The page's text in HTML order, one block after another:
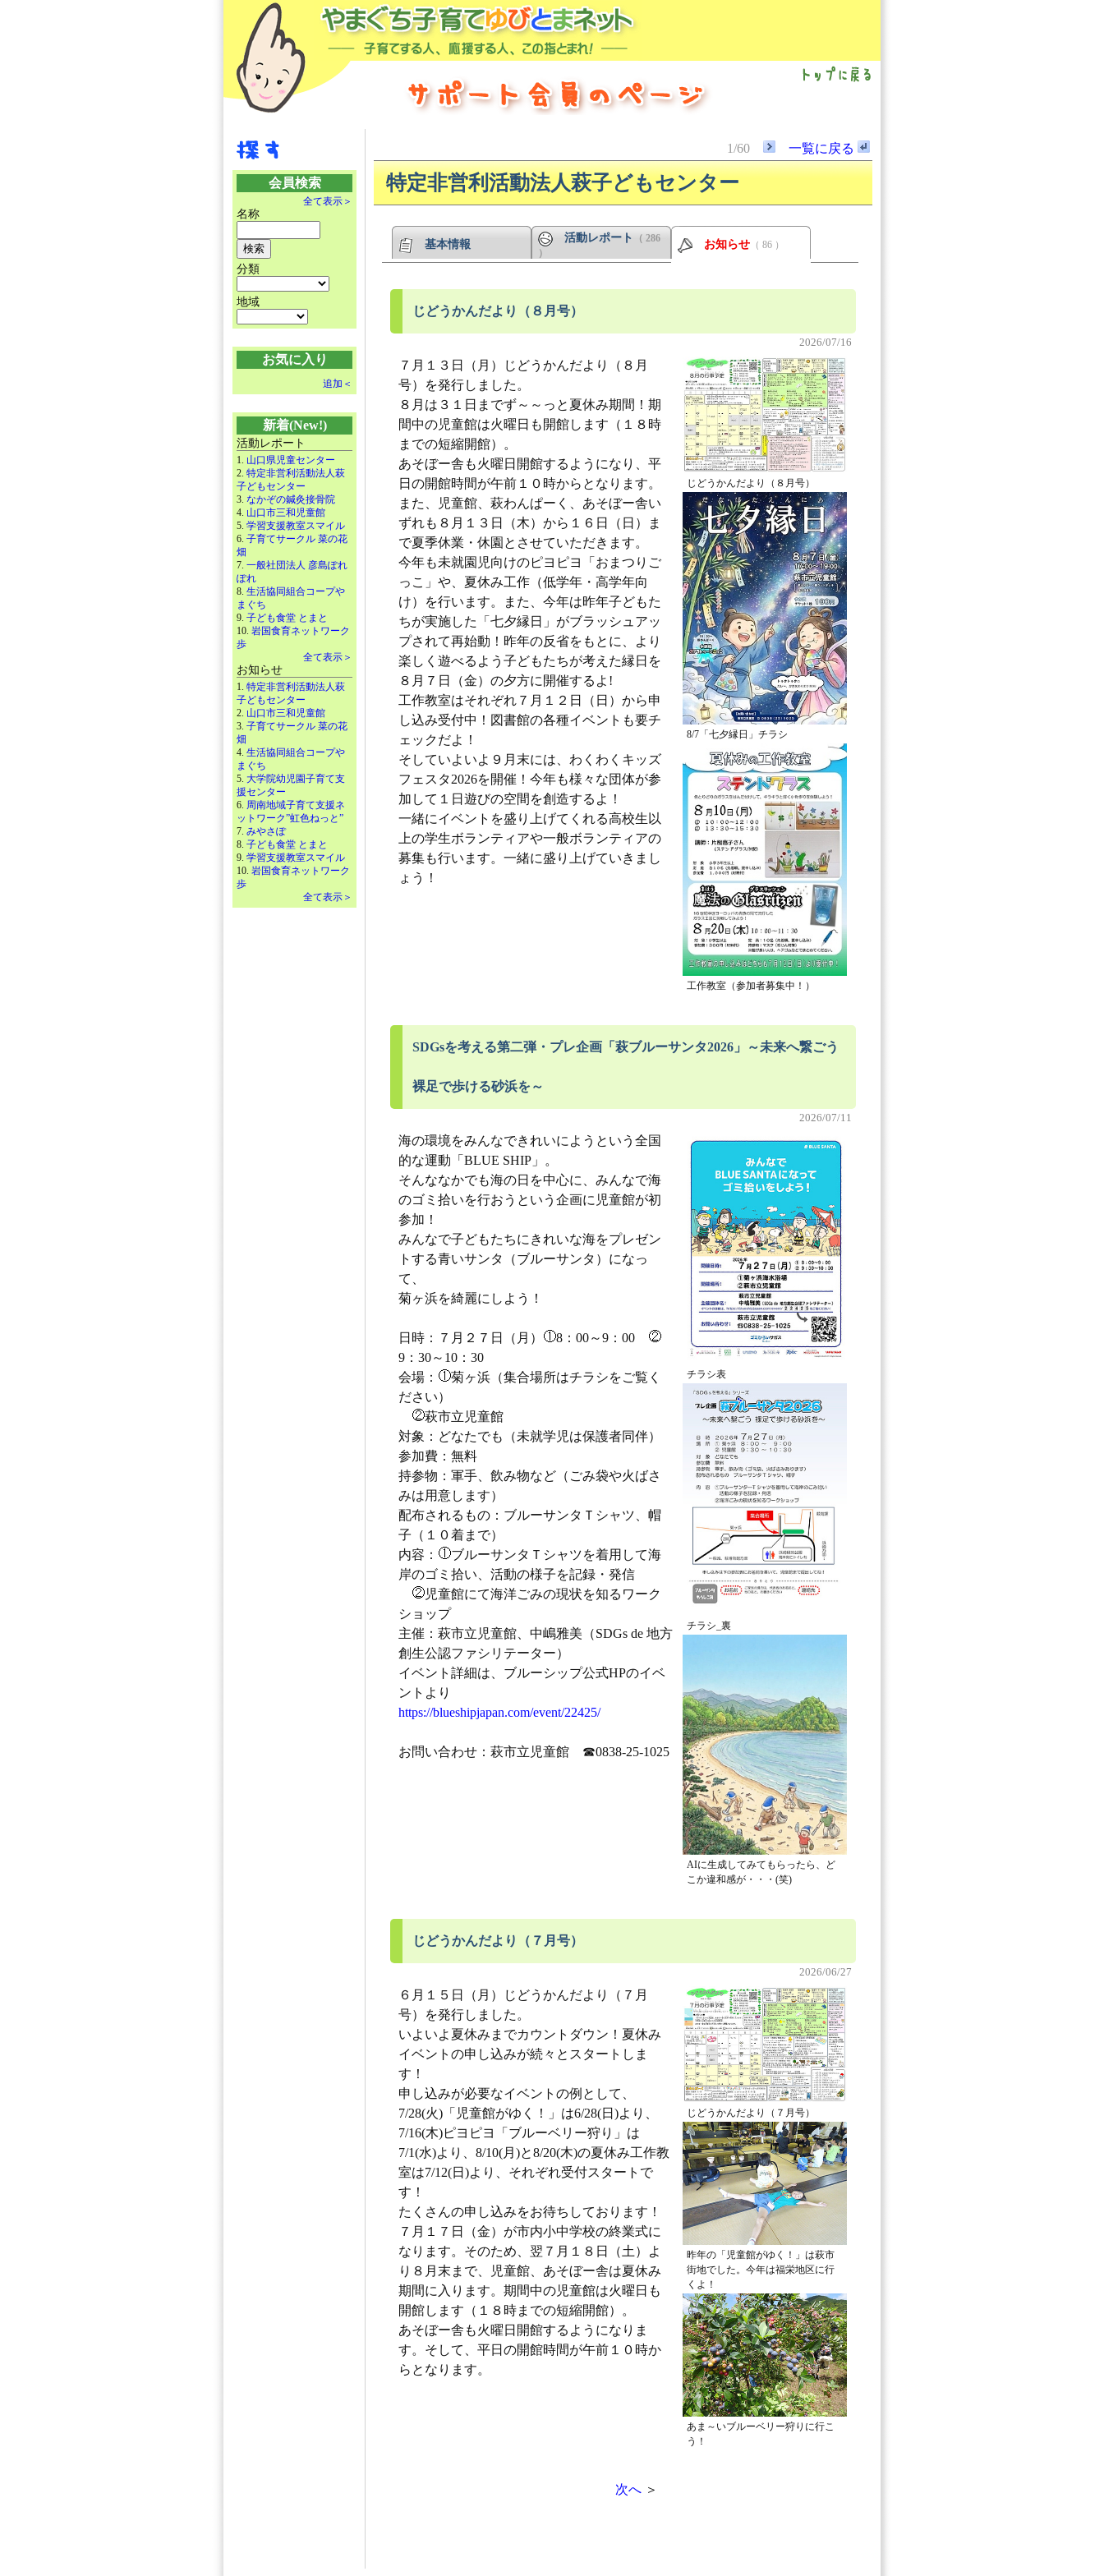
会員検索
全て表示＞
名称
分類
地域
お気に入り
追加＜
新着(New!)
活動レポート
1. 山口県児童センター
2. 特定非営利活動法人萩
子どもセンター
3. なかぞの鍼灸接骨院
4. 山口市三和児童館
5. 学習支援教室スマイル
6. 子育てサークル 菜の花
畑
7. 一般社団法人 彦島ぽれ
ぽれ
8. 生活協同組合コープや
まぐち
9. 子ども食堂 とまと
10. 岩国食育ネットワーク
歩
全て表示＞
お知らせ
1. 特定非営利活動法人萩
子どもセンター
2. 山口市三和児童館
3. 子育てサークル 菜の花
畑
4. 生活協同組合コープや
まぐち
5. 大学院幼児園子育て支
援センター
6. 周南地域子育て支援ネ
ットワーク”虹色ねっと”
7. みやさぽ
8. 子ども食堂 とまと
9. 学習支援教室スマイル
10. 岩国食育ネットワーク
歩
全て表示＞
1/60 一覧に戻る
特定非営利活動法人萩子どもセンター
基本情報 活動レポート
（ 286
）
お知らせ （ 86 ）
じどうかんだより（８月号）
2026/07/16
じどうかんだより（８月号）
8/7「七夕縁日」チラシ
工作教室（参加者募集中！）
７月１３日（月）じどうかんだより（８月
号）を発行しました。
８月は３１日までず～～っと夏休み期間！期
間中の児童館は火曜日も開館します（１８時
までの短縮開館）。
あそぼー舎も火曜日開館するようになり、平
日の開館時間が午前１０時からとなります。
また、児童館、萩わんぱーく、あそぼー舎い
ずれも８月１３日（木）から１６日（日）ま
で夏季休業・休園とさせていただきます。
今年も未就園児向けのピヨピヨ「おまつりご
っこ」や、夏休み工作（低学年・高学年向
け）を行います。また、今年は昨年子どもた
ちが実施した「七夕縁日」がブラッシュアッ
プされて再始動！昨年の反省をもとに、より
楽しく遊べるよう子どもたちが考えた縁日を
８月７日（金）の夕方に開催するよ!
工作教室はそれぞれ７月１２日（日）から申
し込み受付中！図書館の各種イベントも要チ
ェックだよ！
そしていよいよ９月末には、わくわくキッズ
フェスタ2026を開催！今年も様々な団体が参
加して１日遊びの空間を創造するよ！
一緒にイベントを盛り上げてくれる高校生以
上の学生ボランティアや一般ボランティアの
募集も行います。一緒に盛り上げていきまし
ょう！
SDGsを考える第二弾・プレ企画「萩ブルーサンタ2026」～未来へ繋ごう
裸足で歩ける砂浜を～
2026/07/11
チラシ表
チラシ_裏
AIに生成してみてもらったら、ど
こか違和感が・・・(笑)
海の環境をみんなできれいにようという全国
的な運動「BLUE SHIP」。
そんななかでも海の日を中心に、みんなで海
のゴミ拾いを行おうという企画に児童館が初
参加！
みんなで子どもたちにきれいな海をプレゼン
トする青いサンタ（ブルーサンタ）になっ
て、
菊ヶ浜を綺麗にしよう！
日時：７月２７日（月）
8：00～9：00
9：30～10：30
会場：
菊ヶ浜（集合場所はチラシをご覧く
ださい）
萩市立児童館
対象：どなたでも（未就学児は保護者同伴）
参加費：無料
持参物：軍手、飲み物など（ごみ袋や火ばさ
みは用意します）
配布されるもの：ブルーサンタＴシャツ、帽
子（１０着まで）
内容：
ブルーサンタＴシャツを着用して海
岸のゴミ拾い、活動の様子を記録・発信
児童館にて海洋ごみの現状を知るワーク
ショップ
主催：萩市立児童館、中嶋雅美（SDGs de 地方
創生公認ファシリテーター）
イベント詳細は、ブルーシップ公式HPのイベ
ントより
https://blueshipjapan.com/event/22425/
お問い合わせ：萩市立児童館 ☎0838-25-1025
じどうかんだより（７月号）
2026/06/27
じどうかんだより（７月号）
昨年の「児童館がゆく！」は萩市
街地でした。今年は福栄地区に行
くよ！
あま～いブルーベリー狩りに行こ
う！
６月１５日（月）じどうかんだより（７月
号）を発行しました。
いよいよ夏休みまでカウントダウン！夏休み
イベントの申し込みが続々とスタートしま
す！
申し込みが必要なイベントの例として、
7/28(火)「児童館がゆく！」は6/28(日)より、
7/16(木)ピヨピヨ「ブルーベリー狩り」は
7/1(水)より、8/10(月)と8/20(木)の夏休み工作教
室は7/12(日)より、それぞれ受付スタートで
す！
たくさんの申し込みをお待ちしております！
７月１７日（金）が市内小中学校の終業式に
なります。そのため、翌７月１８日（土）よ
り８月末まで、児童館、あそぼー舎は夏休み
期間に入ります。期間中の児童館は火曜日も
開館します（１８時までの短縮開館）。
あそぼー舎も火曜日開館するようになりま
す。そして、平日の開館時間が午前１０時か
らとなります。
次へ＞